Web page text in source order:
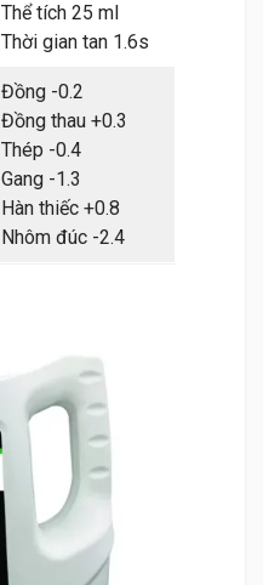
Thể tích 25 ml
Thời gian tan 1.6s
Đồng -0.2
Đồng thau +0.3
Thép -0.4
Gang -1.3
Hàn thiếc +0.8
Nhôm đúc -2.4